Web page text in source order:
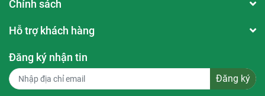
Kết cấu:Dạng thỏi son có nhiều hạt cà phê xay rất mịn
Mùi hương:Mùi thơm đặc trưng của cà phê Đắk Lắk
Chính sách
Hỗ trợ khách hàng
Đăng ký nhận tin
Đăng ký